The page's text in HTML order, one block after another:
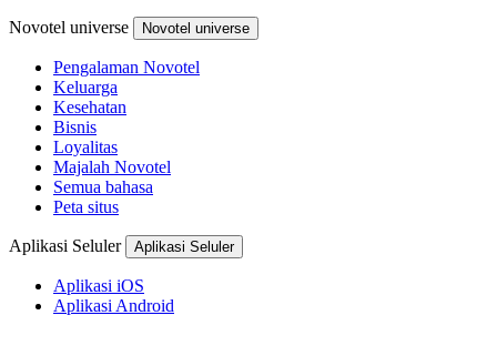
Novotel universe Novotel universe
Pengalaman Novotel
Keluarga
Kesehatan
Bisnis
Loyalitas
Majalah Novotel
Semua bahasa
Peta situs
Aplikasi Seluler Aplikasi Seluler
Aplikasi iOS
Aplikasi Android